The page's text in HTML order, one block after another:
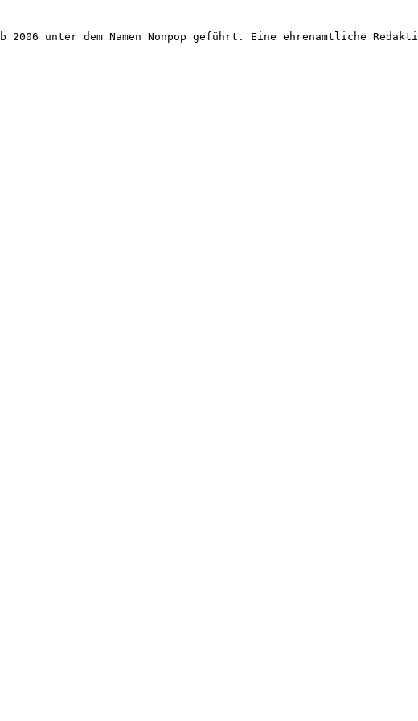
unter dem Namen Nonpop geführt. Eine ehrenamtliche